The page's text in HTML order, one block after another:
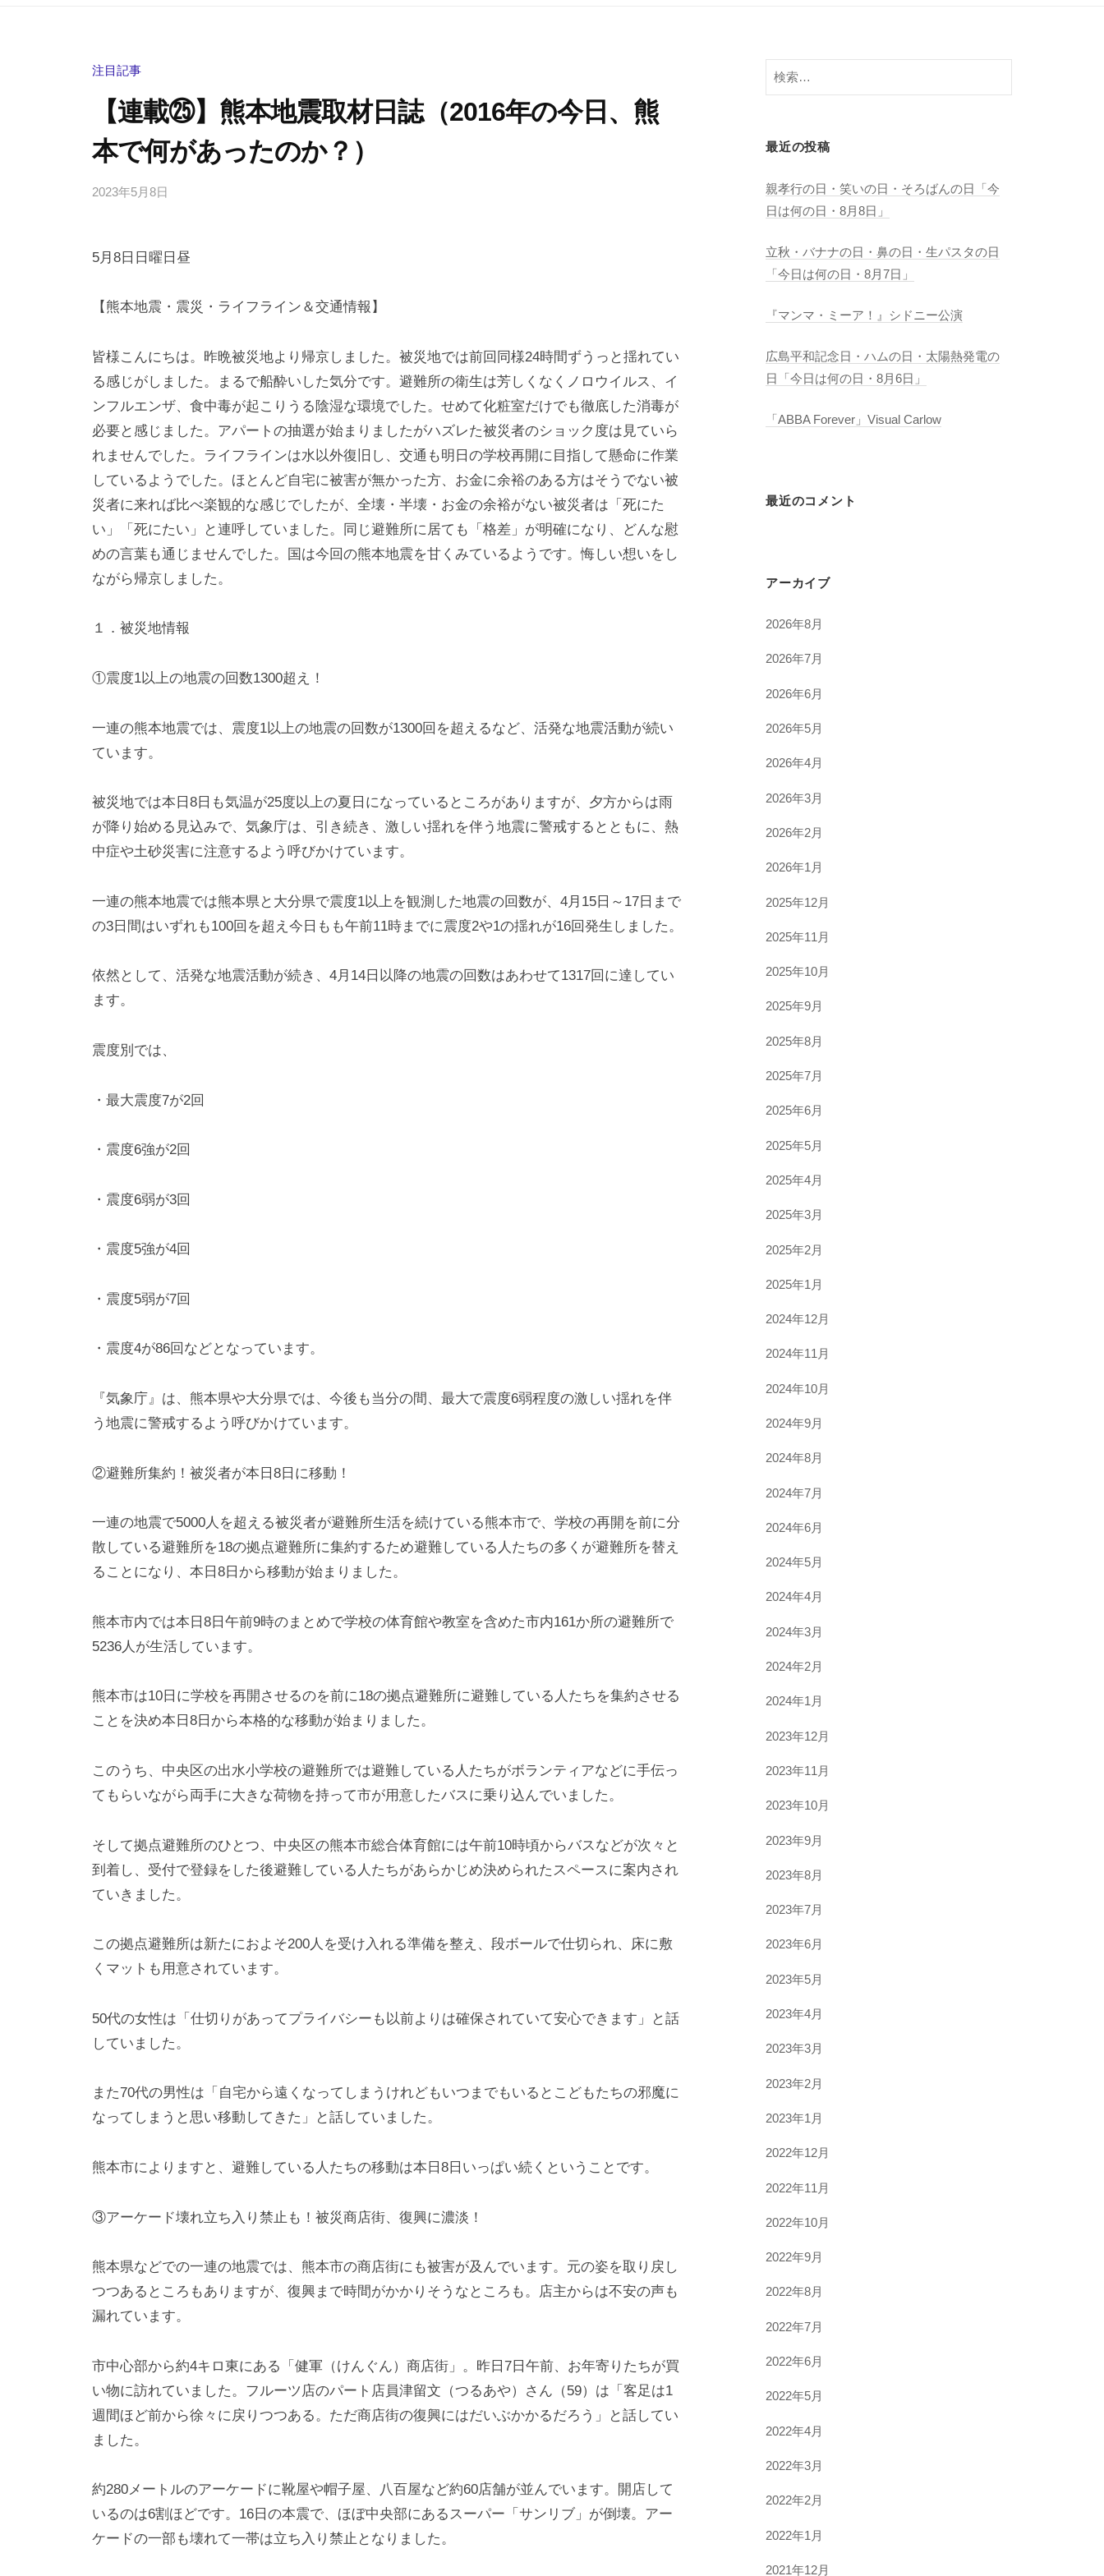
注目記事
【連載㉕】熊本地震取材日誌（2016年の今日、熊
本で何があったのか？）
2023年5月8日
i
a
y
a
m
a
の
メ
5月8日日曜日昼
【熊本地震・震災・ライフライン＆交通情報】
皆様こんにちは。昨晩被災地より帰京しました。被災地では前回同様24時間ずうっと揺れてい
る感じがしました。まるで船酔いした気分です。避難所の衛生は芳しくなくノロウイルス、イ
ンフルエンザ、食中毒が起こりうる陰湿な環境でした。せめて化粧室だけでも徹底した消毒が
必要と感じました。アパートの抽選が始まりましたがハズレた被災者のショック度は見ていら
れませんでした。ライフラインは水以外復旧し、交通も明日の学校再開に目指して懸命に作業
しているようでした。ほとんど自宅に被害が無かった方、お金に余裕のある方はそうでない被
災者に来れば比べ楽観的な感じでしたが、全壊・半壊・お金の余裕がない被災者は「死にた
い」「死にたい」と連呼していました。同じ避難所に居ても「格差」が明確になり、どんな慰
めの言葉も通じませんでした。国は今回の熊本地震を甘くみているようです。悔しい想いをし
ながら帰京しました。
１．被災地情報
①震度1以上の地震の回数1300超え！
一連の熊本地震では、震度1以上の地震の回数が1300回を超えるなど、活発な地震活動が続い
ています。
被災地では本日8日も気温が25度以上の夏日になっているところがありますが、夕方からは雨
が降り始める見込みで、気象庁は、引き続き、激しい揺れを伴う地震に警戒するとともに、熱
中症や土砂災害に注意するよう呼びかけています。
一連の熊本地震では熊本県と大分県で震度1以上を観測した地震の回数が、4月15日～17日まで
の3日間はいずれも100回を超え今日もも午前11時までに震度2や1の揺れが16回発生しました。
依然として、活発な地震活動が続き、4月14日以降の地震の回数はあわせて1317回に達してい
ます。
震度別では、
・最大震度7が2回
・震度6強が2回
・震度6弱が3回
・震度5強が4回
・震度5弱が7回
・震度4が86回などとなっています。
『気象庁』は、熊本県や大分県では、今後も当分の間、最大で震度6弱程度の激しい揺れを伴
う地震に警戒するよう呼びかけています。
②避難所集約！被災者が本日8日に移動！
一連の地震で5000人を超える被災者が避難所生活を続けている熊本市で、学校の再開を前に分
散している避難所を18の拠点避難所に集約するため避難している人たちの多くが避難所を替え
ることになり、本日8日から移動が始まりました。
熊本市内では本日8日午前9時のまとめで学校の体育館や教室を含めた市内161か所の避難所で
5236人が生活しています。
熊本市は10日に学校を再開させるのを前に18の拠点避難所に避難している人たちを集約させる
ことを決め本日8日から本格的な移動が始まりました。
このうち、中央区の出水小学校の避難所では避難している人たちがボランティアなどに手伝っ
てもらいながら両手に大きな荷物を持って市が用意したバスに乗り込んでいました。
そして拠点避難所のひとつ、中央区の熊本市総合体育館には午前10時頃からバスなどが次々と
到着し、受付で登録をした後避難している人たちがあらかじめ決められたスペースに案内され
ていきました。
この拠点避難所は新たにおよそ200人を受け入れる準備を整え、段ボールで仕切られ、床に敷
くマットも用意されています。
50代の女性は「仕切りがあってプライバシーも以前よりは確保されていて安心できます」と話
していました。
また70代の男性は「自宅から遠くなってしまうけれどもいつまでもいるとこどもたちの邪魔に
なってしまうと思い移動してきた」と話していました。
熊本市によりますと、避難している人たちの移動は本日8日いっぱい続くということです。
③アーケード壊れ立ち入り禁止も！被災商店街、復興に濃淡！
熊本県などでの一連の地震では、熊本市の商店街にも被害が及んでいます。元の姿を取り戻し
つつあるところもありますが、復興まで時間がかかりそうなところも。店主からは不安の声も
漏れています。
市中心部から約4キロ東にある「健軍（けんぐん）商店街」。昨日7日午前、お年寄りたちが買
い物に訪れていました。フルーツ店のパート店員津留文（つるあや）さん（59）は「客足は1
週間ほど前から徐々に戻りつつある。ただ商店街の復興にはだいぶかかるだろう」と話してい
ました。
約280メートルのアーケードに靴屋や帽子屋、八百屋など約60店舗が並んでいます。開店して
いるのは6割ほどです。16日の本震で、ほぼ中央部にあるスーパー「サンリブ」が倒壊。アー
ケードの一部も壊れて一帯は立ち入り禁止となりました。
検
索:
最近の投稿
親孝行の日・笑いの日・そろばんの日「今
日は何の日・8月8日」
立秋・バナナの日・鼻の日・生パスタの日
「今日は何の日・8月7日」
『マンマ・ミーア！』シドニー公演
広島平和記念日・ハムの日・太陽熱発電の
日「今日は何の日・8月6日」
「ABBA Forever」Visual Carlow
最近のコメント
アーカイブ
2026年8月
2026年7月
2026年6月
2026年5月
2026年4月
2026年3月
2026年2月
2026年1月
2025年12月
2025年11月
2025年10月
2025年9月
2025年8月
2025年7月
2025年6月
2025年5月
2025年4月
2025年3月
2025年2月
2025年1月
2024年12月
2024年11月
2024年10月
2024年9月
2024年8月
2024年7月
2024年6月
2024年5月
2024年4月
2024年3月
2024年2月
2024年1月
2023年12月
2023年11月
2023年10月
2023年9月
2023年8月
2023年7月
2023年6月
2023年5月
2023年4月
2023年3月
2023年2月
2023年1月
2022年12月
2022年11月
2022年10月
2022年9月
2022年8月
2022年7月
2022年6月
2022年5月
2022年4月
2022年3月
2022年2月
2022年1月
2021年12月